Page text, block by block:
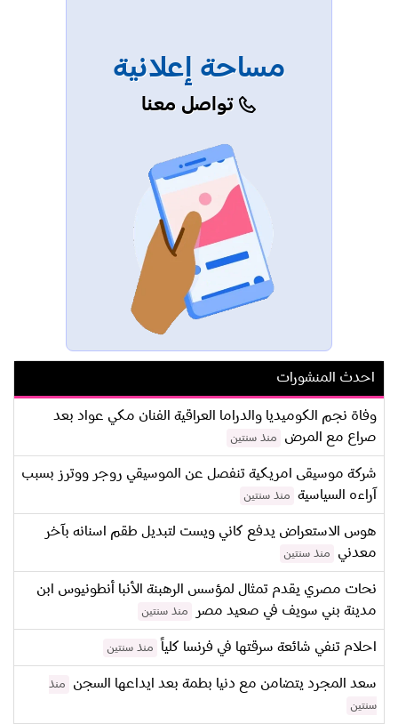
مساحة إعلانية
تواصل معنا
احدث المنشورات
وفاة نجم الكوميديا والدراما العراقية الفنان مكي عواد بعد
صراع مع المرض
منذ سنتين
شركة موسيقى امريكية تنفصل عن الموسيقي روجر ووترز بسبب
آراءه السياسية
منذ سنتين
هوس الاستعراض يدفع كاني ويست لتبديل طقم اسنانه بآخر
معدني
منذ سنتين
نحات مصري يقدم تمثال لمؤسس الرهبنة الأنبا أنطونيوس ابن
مدينة بني سويف في صعيد مصر
منذ سنتين
احلام تنفي شائعة سرقتها في فرنسا كلياً منذ سنتين
سعد المجرد يتضامن مع دنيا بطمة بعد ايداعها السجن
منذ
سنتين